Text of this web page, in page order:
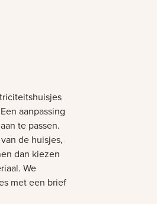
aanpassing
te passen.
de huisjes,
dan kiezen
We
met een brief